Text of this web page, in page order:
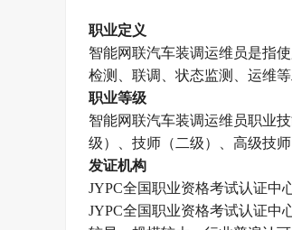
职业定义
智能网联汽车装调运维员是指
检测、联调、状态监测、运维等
职业等级
智能网联汽车装调运维员职业
级）、技师（二级）、高级技师
发证机构
JYPC全国职业资格考试认证中
JYPC全国职业资格考试认证中